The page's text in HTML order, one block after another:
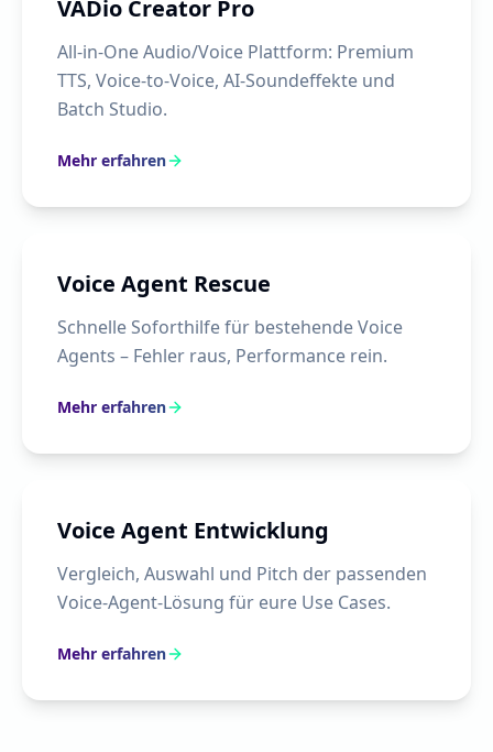
VADio Creator Pro
All-in-One Audio/Voice Plattform: Premium
TTS, Voice-to-Voice, AI-Soundeffekte und
Batch Studio.
Mehr erfahren
Voice Agent Rescue
Schnelle Soforthilfe für bestehende Voice
Agents – Fehler raus, Performance rein.
Mehr erfahren
Voice Agent Entwicklung
Vergleich, Auswahl und Pitch der passenden
Voice-Agent-Lösung für eure Use Cases.
Mehr erfahren